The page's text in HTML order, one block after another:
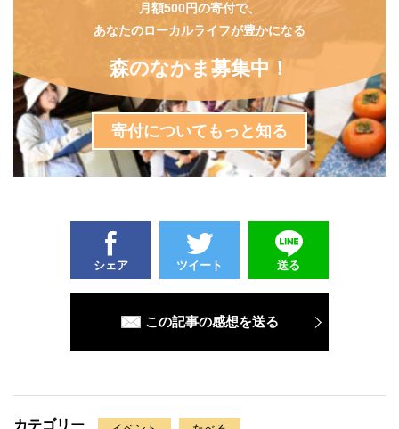
月額500円の寄付で、
あなたのローカルライフが豊かになる
森のなかま募集中！
寄付についてもっと知る
シェア ツイート 送る
この記事の感想を送る
カテゴリー